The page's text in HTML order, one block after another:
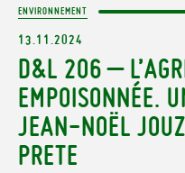
ENVIRONNEMENT
13.11.2024
D&L 206 –
EMPOISONNÉE.
JEAN-NOËL
PRETE